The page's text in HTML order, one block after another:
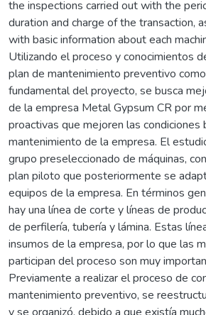
the inspections carried out with the
duration and charge of the transaction,
with basic information about each
Utilizando el proceso y conocimientos
plan de mantenimiento preventivo
fundamental del proyecto, se busca
de la empresa Metal Gypsum CR por
proactivas que mejoren las condiciones
mantenimiento de la empresa. El
grupo preseleccionado de máquinas,
plan piloto que posteriormente se
equipos de la empresa. En términos
hay una línea de corte y líneas de
de perfilería, tubería y lámina. Estas
insumos de la empresa, por lo que las
participan del proceso son muy
Previamente a realizar el proceso de
mantenimiento preventivo, se